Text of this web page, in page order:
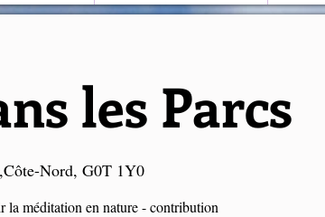
les Parcs
Nord, G0T 1Y0
la méditation en nature - contribution